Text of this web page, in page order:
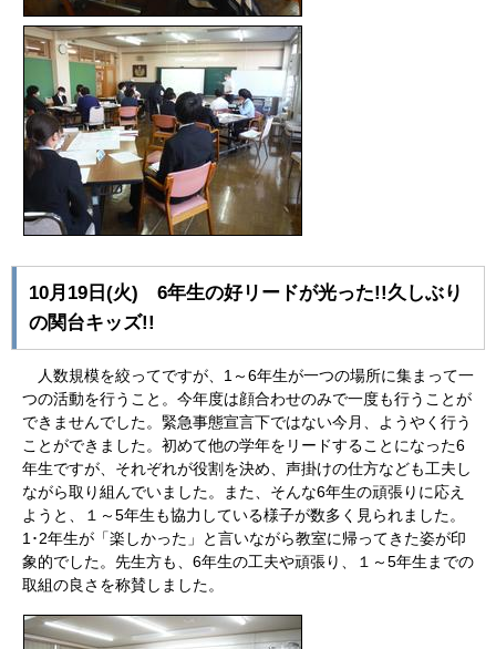
10月19日(火) 6年生の好リードが光った!!久しぶり
の関台キッズ!!
人数規模を絞ってですが、1～6年生が一つの場所に集まって一
つの活動を行うこと。今年度は顔合わせのみで一度も行うことが
できませんでした。緊急事態宣言下ではない今月、ようやく行う
ことができました。初めて他の学年をリードすることになった6
年生ですが、それぞれが役割を決め、声掛けの仕方なども工夫し
ながら取り組んでいました。また、そんな6年生の頑張りに応え
ようと、１～5年生も協力している様子が数多く見られました。
1･2年生が「楽しかった」と言いながら教室に帰ってきた姿が印
象的でした。先生方も、6年生の工夫や頑張り、１～5年生までの
取組の良さを称賛しました。